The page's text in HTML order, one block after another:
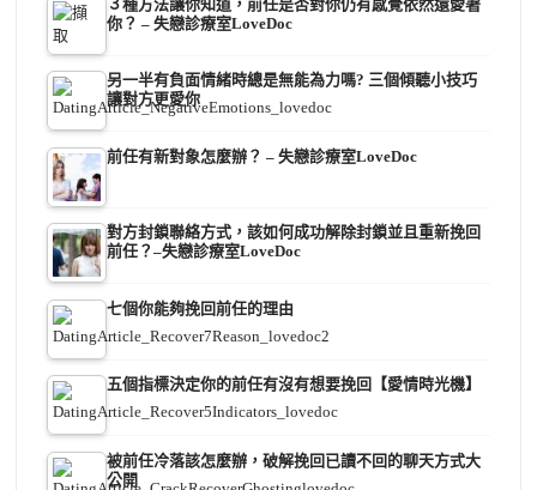
３種方法讓你知道，前任是否對你仍有感覺依然還愛著
你？ – 失戀診療室LoveDoc
另一半有負面情緒時總是無能為力嗎? 三個傾聽小技巧
讓對方更愛你
前任有新對象怎麼辦？ – 失戀診療室LoveDoc
對方封鎖聯絡方式，該如何成功解除封鎖並且重新挽回
前任？–失戀診療室LoveDoc
七個你能夠挽回前任的理由
五個指標決定你的前任有沒有想要挽回【愛情時光機】
被前任冷落該怎麼辦，破解挽回已讀不回的聊天方式大
公開